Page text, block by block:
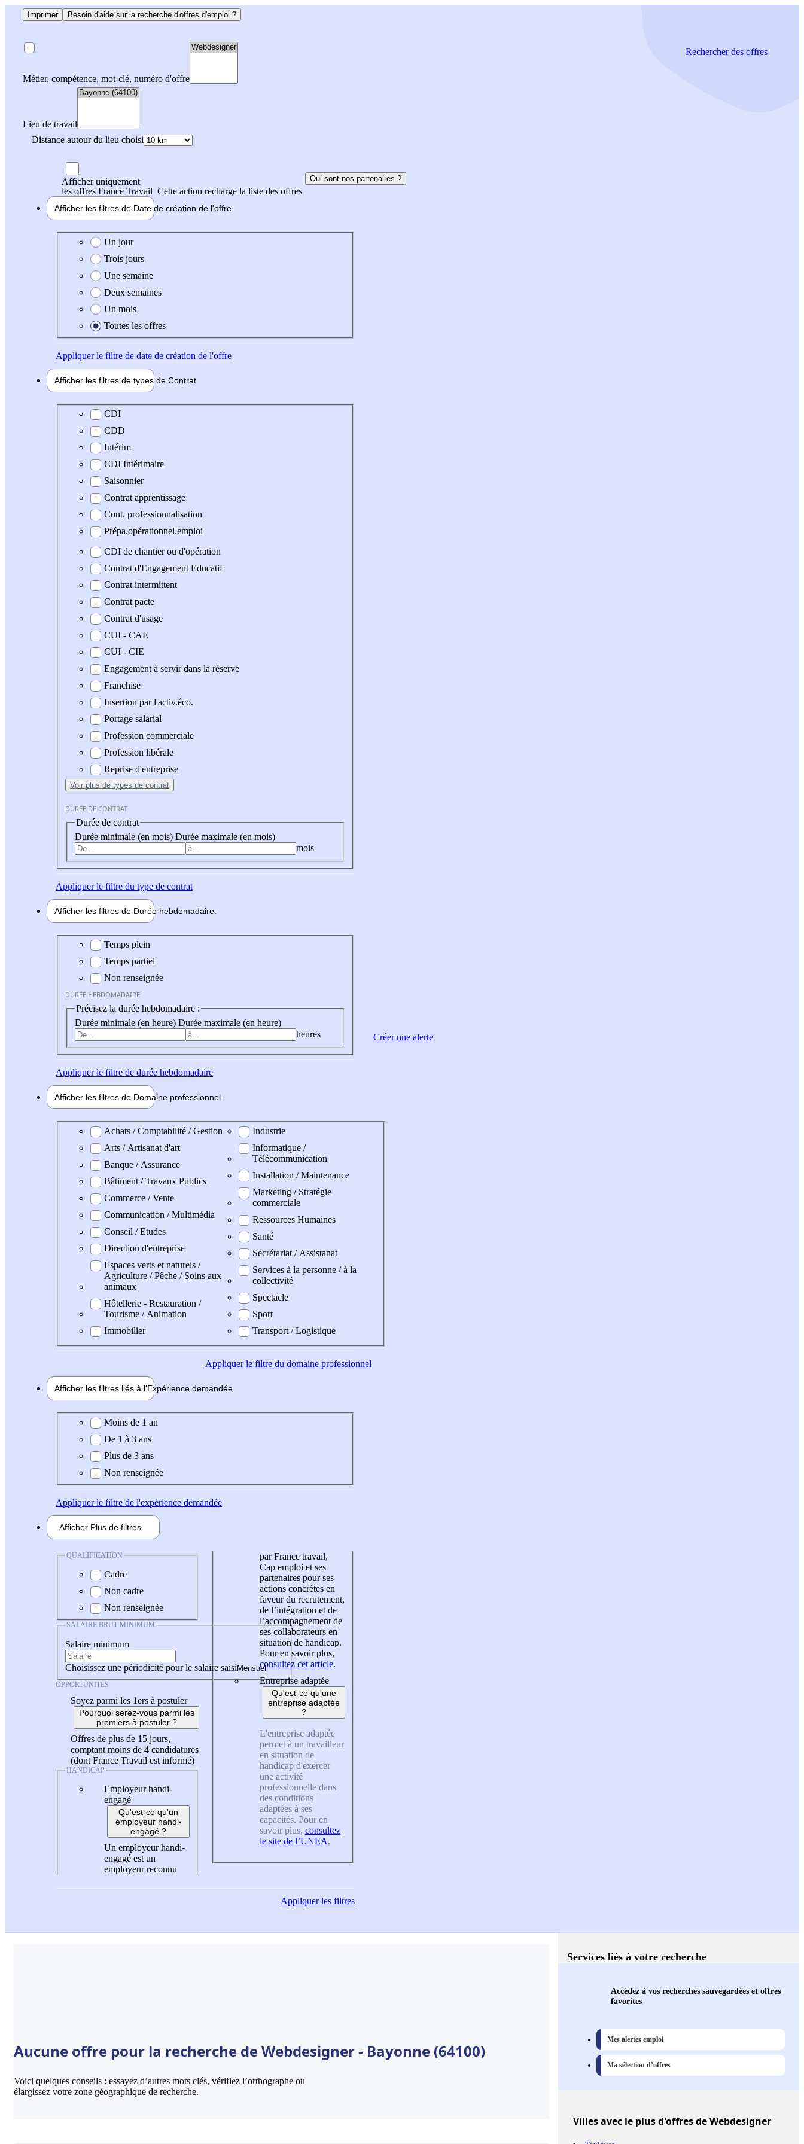
Imprimer Besoin d'aide sur la recherche d'offres d'emploi ?
Métier, compétence, mot-clé, numéro d'offre
Lieu de travail
Distance autour du lieu choisi
Rechercherdes offres
Afficher uniquement
les offres France Travail Cette action recharge la liste des offres
Qui sont nos partenaires ?
Afficher les filtres de Date de création de l'offre
Date de création de l'offre
Un jour
Trois jours
Une semaine
Deux semaines
Un mois
Toutes les offres
Appliquerle filtre de date de création de l'offre
Afficher les filtres de types de Contrat
Type de contrat
CDI
CDD
Intérim
CDI Intérimaire
Saisonnier
Contrat apprentissage
Cont. professionnalisation
Prépa.opérationnel.emploi
CDI de chantier ou d'opération
Contrat d'Engagement Educatif
Contrat intermittent
Contrat pacte
Contrat d'usage
CUI - CAE
CUI - CIE
Engagement à servir dans la réserve
Franchise
Insertion par l'activ.éco.
Portage salarial
Profession commerciale
Profession libérale
Reprise d'entreprise
Voir plus de types de contrat
DURÉE DE CONTRAT
Durée de contrat
Durée minimale (en mois) Durée maximale (en mois)
mois
Appliquerle filtre du type de contrat
Afficher les filtres de Durée hebdomadaire
Durée hebdomadaire
Temps plein
Temps partiel
Non renseignée
DURÉE HEBDOMADAIRE
Précisez la durée hebdomadaire :
Durée minimale (en heure) Durée maximale (en heure)
heures
Appliquerle filtre de durée hebdomadaire
Afficher les filtres de Domaine professionnel
Domaine professionel
Achats / Comptabilité / Gestion
Arts / Artisanat d'art
Banque / Assurance
Bâtiment / Travaux Publics
Commerce / Vente
Communication / Multimédia
Conseil / Etudes
Direction d'entreprise
Espaces verts et naturels /
Agriculture / Pêche / Soins aux
animaux
Hôtellerie - Restauration /
Tourisme / Animation
Immobilier
Industrie
Informatique /
Télécommunication
Installation / Maintenance
Marketing / Stratégie
commerciale
Ressources Humaines
Santé
Secrétariat / Assistanat
Services à la personne / à la
collectivité
Spectacle
Sport
Transport / Logistique
Appliquerle filtre du domaine professionnel
Afficher les filtres liés à l'Expérience demandée
Expérience demandée
Moins de 1 an
De 1 à 3 ans
Plus de 3 ans
Non renseignée
Appliquerle filtre de l'expérience demandée
Afficher Plus de filtres
QUALIFICATION
Cadre
Non cadre
Non renseignée
SALAIRE BRUT MINIMUM
Salaire minimum
Choisissez une périodicité pour le salaire saisi
OPPORTUNITÉS
Soyez parmi les 1ers à postuler
Pourquoi serez-vous parmi les
premiers à postuler ?
Offres de plus de 15 jours,
comptant moins de 4 candidatures
(dont France Travail est informé)
HANDICAP
Employeur handi-
engagé
Qu'est-ce qu'un
employeur handi-
engagé ?
Un employeur handi-
engagé est un
employeur reconnu
par France travail,
Cap emploi et ses
partenaires pour ses
actions concrètes en
faveur du recrutement,
de l’intégration et de
l’accompagnement de
ses collaborateurs en
situation de handicap.
Pour en savoir plus,
consultez cet article.
Entreprise adaptée
Qu'est-ce qu'une
entreprise adaptée
?
L'entreprise adaptée
permet à un travailleur
en situation de
handicap d'exercer
une activité
professionnelle dans
des conditions
adaptées à ses
capacités. Pour en
savoir plus, consultez
le site de l’UNEA.
Appliquerles filtres
Créer une alerte
Aucune offre pour la recherche de Webdesigner - Bayonne (64100)
Voici quelques conseils : essayez d’autres mots clés, vérifiez l’orthographe ou
élargissez votre zone géographique de recherche.
Services liés à votre recherche
Accédez à vos recherches sauvegardées et offres
favorites
Mes alertes emploi
Ma sélection d’offres
Villesavec le plus d'offres de Webdesigner